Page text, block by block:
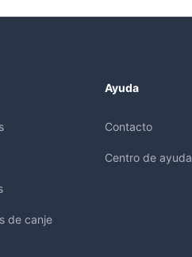
de canje
Ayuda
Contacto
Centro de ayuda